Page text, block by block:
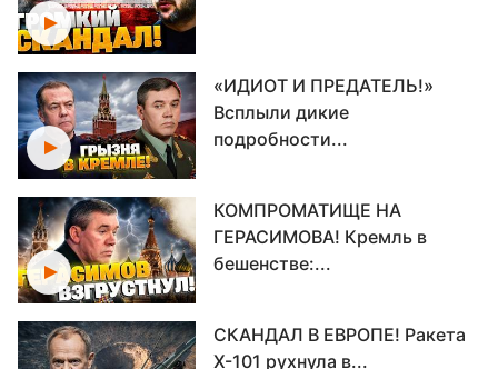
«ИДИОТ И ПРЕДАТЕЛЬ!»
Всплыли дикие
подробности...
КОМПРОМАТИЩЕ НА
ГЕРАСИМОВА! Кремль в
бешенстве:...
СКАНДАЛ В ЕВРОПЕ! Ракета
Х-101 рухнула в...